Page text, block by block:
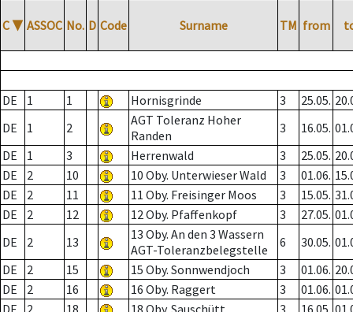
C ▼ ASSOC No. D Code Surname TM from
DE 1 1 Hornisgrinde 3 25.05.
DE
1 2
AGT Toleranz Hoher
Randen
3 16.05.
DE
1 3 Herrenwald 3 25.05.
DE
2 10 10 Oby. Unterwieser Wald 3 01.06.
DE
2 11 11 Oby. Freisinger Moos 3 15.05.
DE
2 12 12 Oby. Pfaffenkopf 3 27.05.
DE
2 13
13 Oby. An den 3 Wassern
AGT-Toleranzbelegstelle
6 30.05.
DE
2 15 15 Oby. Sonnwendjoch 3 01.06.
DE
2 16 16 Oby. Raggert 3 01.06.